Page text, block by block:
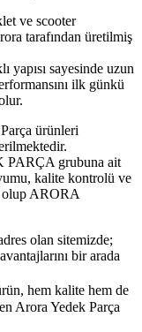
ve scooter
tarafından üretilmiş
yapısı sayesinde uzun
ilk günkü
ürünleri
grubuna ait
kalite kontrolü ve
olup ARORA
olan sitemizde;
bir arada
hem kalite hem de
Arora Yedek Parça